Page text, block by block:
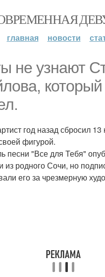
главная новости
не узнают
год назад сбросил 13
фигурой.
песни "Все для Тебя"
из родного Сочи, но
его за чрезмерную